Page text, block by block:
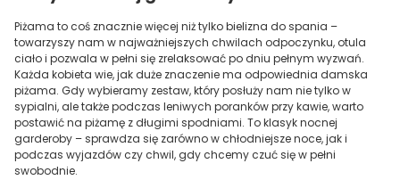
Piżama to coś znacznie więcej niż tylko bielizna do spania –
towarzyszy nam w najważniejszych chwilach odpoczynku, otula
ciało i pozwala w pełni się zrelaksować po dniu pełnym wyzwań.
Każda kobieta wie, jak duże znaczenie ma odpowiednia damska
piżama. Gdy wybieramy zestaw, który posłuży nam nie tylko w
sypialni, ale także podczas leniwych poranków przy kawie, warto
postawić na piżamę z długimi spodniami. To klasyk nocnej
garderoby – sprawdza się zarówno w chłodniejsze noce, jak i
podczas wyjazdów czy chwil, gdy chcemy czuć się w pełni
swobodnie.